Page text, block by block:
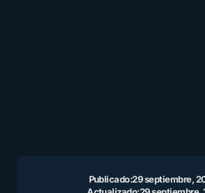
Publicado:29 septiembre,